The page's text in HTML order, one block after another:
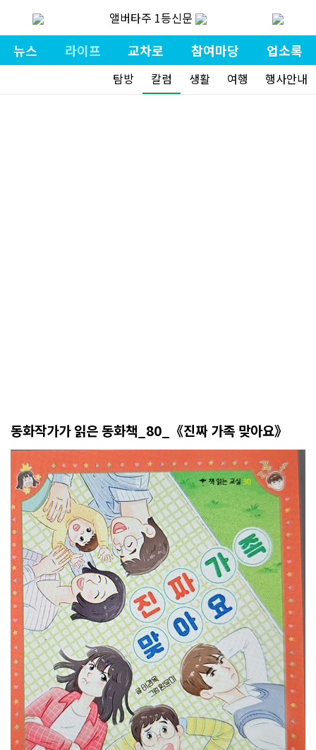
앨버타주 1등신문
뉴스 라이프 교차로 참여마당 업소록
탐방 칼럼 생활 여행 행사안내
동화작가가 읽은 동화책_80_《진짜 가족 맞아요》